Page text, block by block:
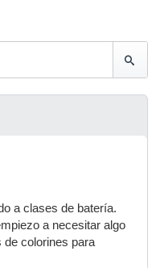
a clases de batería.
a necesitar algo
de colorines para